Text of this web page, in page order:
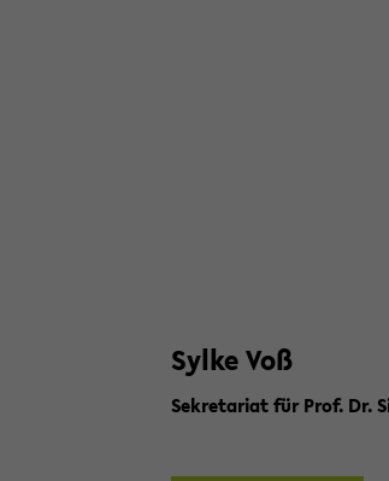
Sylke Voß
Se­kre­ta­ri­at für Prof. Dr.